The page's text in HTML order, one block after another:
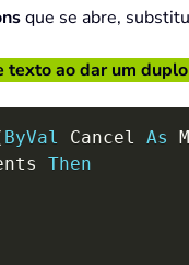
que se abre,
texto ao dar um
ByVal Cancel As
Then